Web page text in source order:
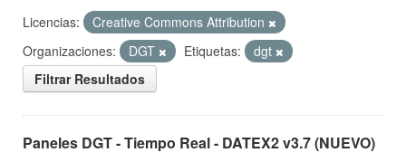
Licencias:
Creative Commons Attribution
Organizaciones:
DGT Etiquetas:
dgt
Filtrar Resultados
Paneles DGT - Tiempo Real - DATEX2 v3.7 (NUEVO)